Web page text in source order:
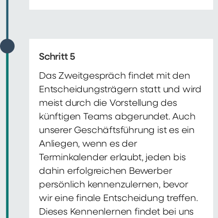
Schritt 5
Das Zweitgespräch findet mit den
Entscheidungsträgern statt und wird
meist durch die Vorstellung des
künftigen Teams abgerundet. Auch
unserer Geschäftsführung ist es ein
Anliegen, wenn es der
Terminkalender erlaubt, jeden bis
dahin erfolgreichen Bewerber
persönlich kennenzulernen, bevor
wir eine finale Entscheidung treffen.
Dieses Kennenlernen findet bei uns